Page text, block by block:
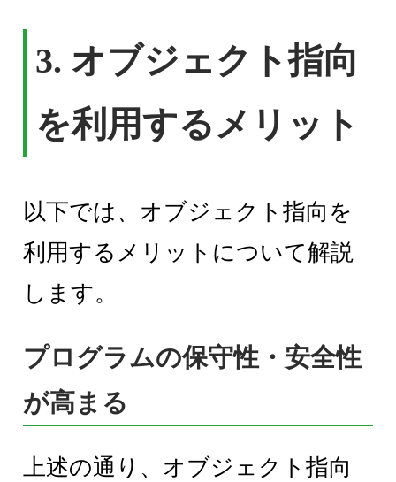
3. オブジェクト指向
を利用するメリット
以下では、オブジェクト指向を
利用するメリットについて解説
します。
プログラムの保守性・安全性
が高まる
上述の通り、オブジェクト指向